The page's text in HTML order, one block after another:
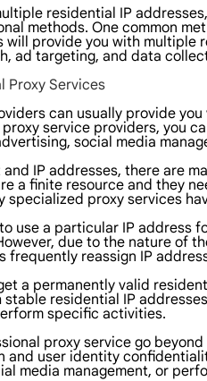
residential IP
methods. One common
will provide you with multiple
ad targeting, and data
Proxy Services
can usually provide
service providers, you
social media
IP addresses, there are
a finite resource and they
specialized proxy services
use a particular IP
due to the nature of
reassign IP
a permanently valid
residential IP
specific activities.
proxy service go
user identity
media management, or